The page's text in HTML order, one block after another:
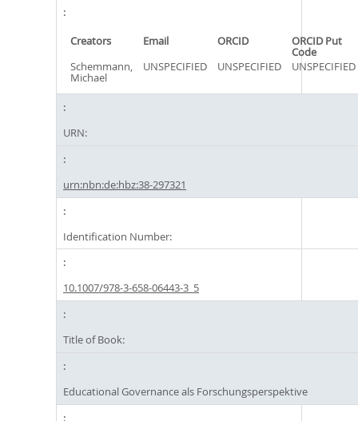
Creators Email ORCID ORCID Put
Code
Schemmann,
Michael
UNSPECIFIED UNSPECIFIED UNSPECIFIED
URN:
urn:nbn:de:hbz:38-297321
Identification Number:
10.1007/978-3-658-06443-3_5
Title of Book:
Educational Governance als Forschungsperspektive